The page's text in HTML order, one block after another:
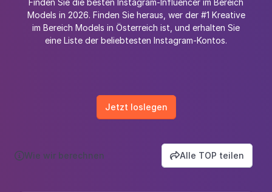
Finden Sie die besten Instagram-Influencer im Bereich
Models in 2026. Finden Sie heraus, wer der #1 Kreative
im Bereich Models in Österreich ist, und erhalten Sie
eine Liste der beliebtesten Instagram-Kontos.
Jetzt loslegen
Wie wir berechnen Alle TOP teilen